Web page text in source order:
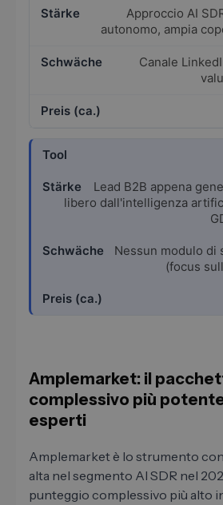
Approccio AI
autonomo, ampia
Canale
Lead B2B appena
libero dall'intelligenza
Nessun modulo di
(focus
Amplemarket: il
complessivo più
esperti
Amplemarket è lo strumento
alta nel segmento AI SDR nel
punteggio complessivo più alto